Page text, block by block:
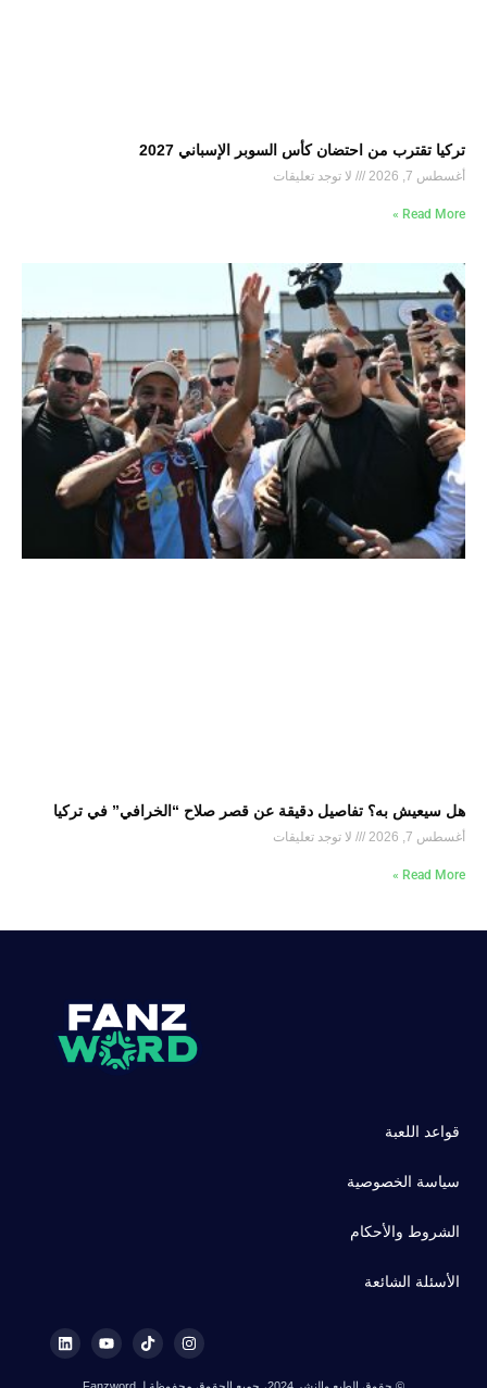
تركيا تقترب من احتضان كأس السوبر الإسباني 2027
أغسطس 7, 2026 لا توجد تعليقات
Read More »
هل سيعيش به؟ تفاصيل دقيقة عن قصر صلاح “الخرافي” في تركيا
أغسطس 7, 2026 لا توجد تعليقات
Read More »
قواعد اللعبة
سياسة الخصوصية
الشروط والأحكام
الأسئلة الشائعة